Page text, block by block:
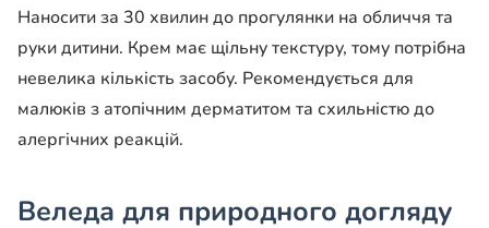
Наносити за 30 хвилин до прогулянки на обличчя та
руки дитини. Крем має щільну текстуру, тому потрібна
невелика кількість засобу. Рекомендується для
малюків з атопічним дерматитом та схильністю до
алергічних реакцій.
Веледа для природного догляду